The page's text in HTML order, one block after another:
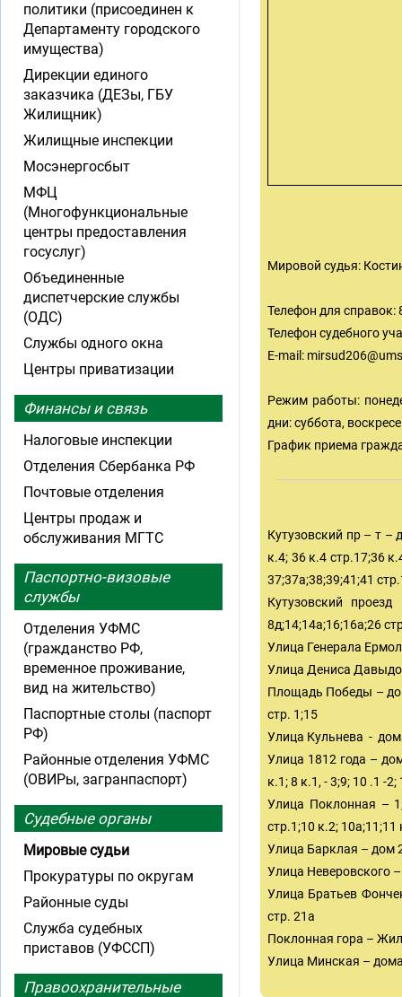
Мировой судья:
Телефон для справок:
Телефон судебного
E-mail:
Режим работы:
дни: суббота,
График приема
Кутузовский пр – т –
к.4; 36 к.4 стр.17;36
37;37а;38;39;41;41
Кутузовский
8д;14;14а;16;16а;26
Улица Генерала
Улица Дениса
Площадь Победы –
стр. 1;15
Улица Кульнева -
Улица 1812 года –
к.1; 8 к.1, - 3;9; 10 .1 -
Улица Поклонная –
стр.1;10 к.2; 10а;11;11
Улица Барклая – дом
Улица Неверовского
Улица Братьев
стр. 21а
Поклонная гора –
Улица Минская –
политики (присоединен к
Департаменту городского
имущества)
Дирекции единого
заказчика (ДЕЗы, ГБУ
Жилищник)
Жилищные инспекции
Мосэнергосбыт
МФЦ
(Многофункциональные
центры предоставления
госуслуг)
Объединенные
диспетчерские службы
(ОДС)
Службы одного окна
Центры приватизации
Финансы и связь
Налоговые инспекции
Отделения Сбербанка РФ
Почтовые отделения
Центры продаж и
обслуживания МГТС
Паспортно-визовые
службы
Отделения УФМС
(гражданство РФ,
временное проживание,
вид на жительство)
Паспортные столы (паспорт
РФ)
Районные отделения УФМС
(ОВИРы, загранпаспорт)
Судебные органы
Мировые судьи
Прокуратуры по округам
Районные суды
Служба судебных
приставов (УФССП)
Правоохранительные